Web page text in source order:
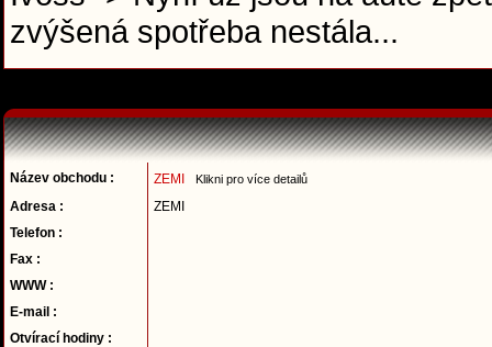
zvýšená spotřeba nestála...
Název obchodu : ZEMI Klikni pro více detailů
Adresa :
ZEMI
Telefon :
Fax :
WWW :
E-mail :
Otvírací hodiny :